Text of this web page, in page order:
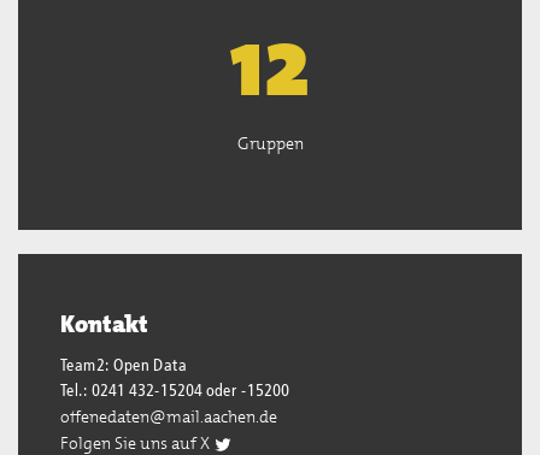
13
Gruppen
Kontakt
Team2: Open Data
Tel.: 0241 432-15204 oder -15200
offenedaten@mail.aachen.de
Folgen Sie uns auf X